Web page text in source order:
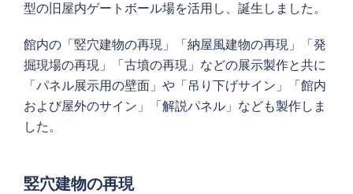
型の旧屋内ゲートボール場を活用し、誕生しました。
館内の「竪穴建物の再現」「納屋風建物の再現」「発
掘現場の再現」「古墳の再現」などの展示製作と共に
「パネル展示用の壁面」や「吊り下げサイン」「館内
および屋外のサイン」「解説パネル」なども製作しま
した。
竪穴建物の再現